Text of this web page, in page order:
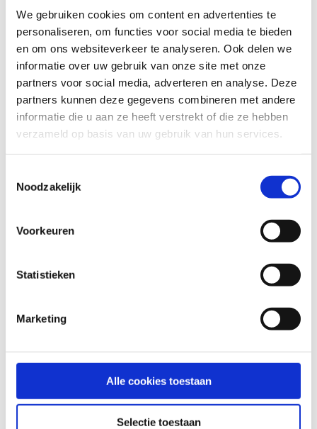
We gebruiken cookies om content en advertenties te
personaliseren, om functies voor social media te bieden
en om ons websiteverkeer te analyseren. Ook delen we
informatie over uw gebruik van onze site met onze
partners voor social media, adverteren en analyse. Deze
partners kunnen deze gegevens combineren met andere
informatie die u aan ze heeft verstrekt of die ze hebben
verzameld op basis van uw gebruik van hun services.
Noodzakelijk
Voorkeuren
Statistieken
Marketing
Alle cookies toestaan
Selectie toestaan
Fietsreis Mallorca
Wijnproeverij
2195,-
- Single
- 9 dagen